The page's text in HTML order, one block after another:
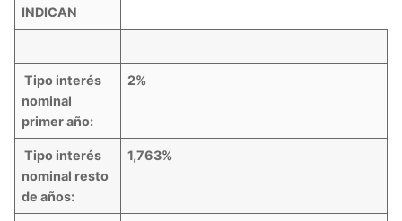
INDICAN
Tipo interés
nominal
primer año:
2%
Tipo interés
nominal resto
de años:
1,763%